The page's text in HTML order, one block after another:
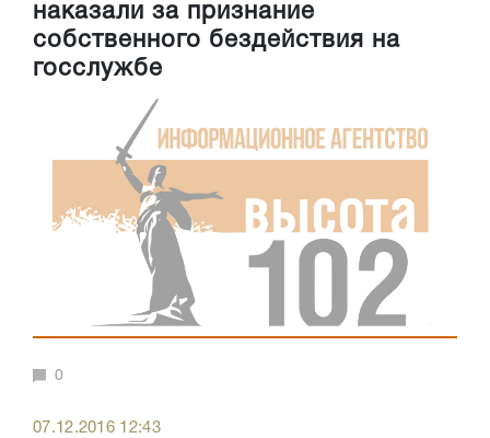
наказали за признание
собственного бездействия на
госслужбе
0
07.12.2016 12:43